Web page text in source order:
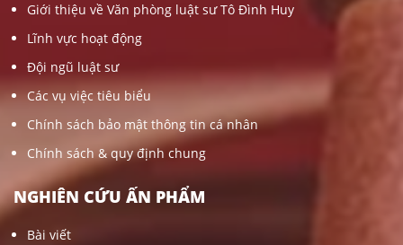
Giới thiệu về Văn phòng luật sư Tô Đình Huy
Lĩnh vực hoạt động
Đội ngũ luật sư
Các vụ việc tiêu biểu
Chính sách bảo mật thông tin cá nhân
Chính sách & quy định chung
NGHIÊN CỨU ẤN PHẨM
Bài viết